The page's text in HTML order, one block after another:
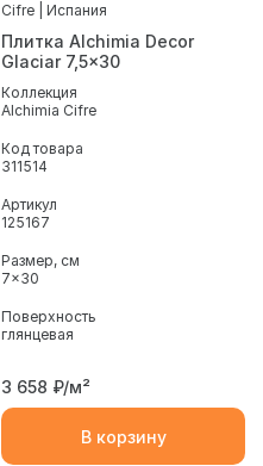
Cifre | Испания
Плитка Alchimia Decor
Glaciar 7,5x30
Коллекция
Alchimia Cifre
Код товара
311514
Артикул
125167
Размер, см
7x30
Поверхность
глянцевая
3 658 ₽/м²
В корзину